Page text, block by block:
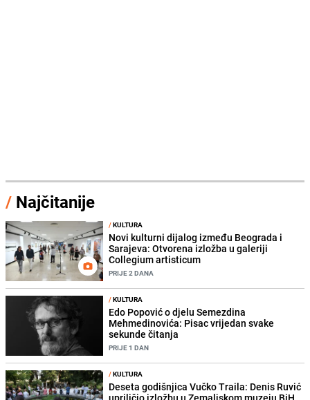
/ Najčitanije
/KULTURA
Novi kulturni dijalog između Beograda i
Sarajeva: Otvorena izložba u galeriji
Collegium artisticum
PRIJE 2 DANA
/KULTURA
Edo Popović o djelu Semezdina
Mehmedinovića: Pisac vrijedan svake
sekunde čitanja
PRIJE 1 DAN
/KULTURA
Deseta godišnjica Vučko Traila: Denis Ruvić